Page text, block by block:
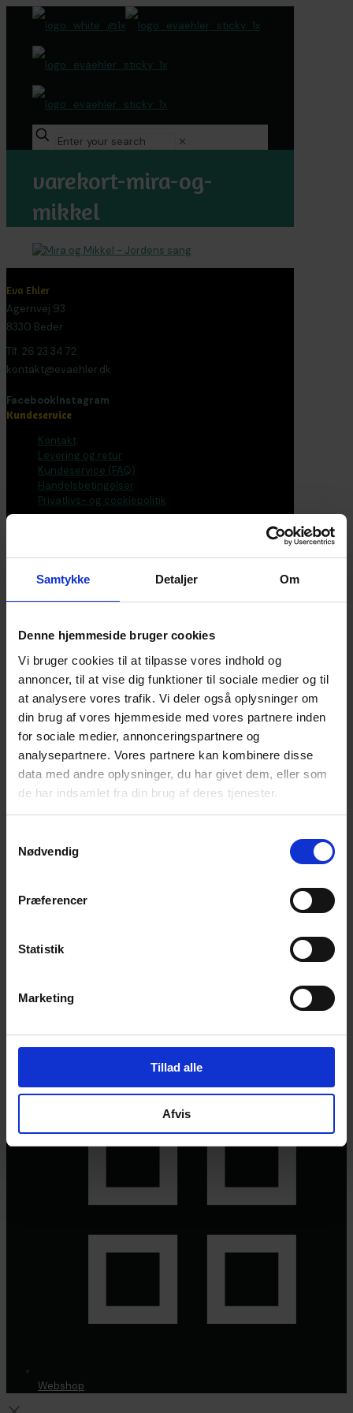
Samtykke Detaljer Om
Denne hjemmeside bruger cookies
Vi bruger cookies til at tilpasse vores indhold og
annoncer, til at vise dig funktioner til sociale medier og til
at analysere vores trafik. Vi deler også oplysninger om
din brug af vores hjemmeside med vores partnere inden
for sociale medier, annonceringspartnere og
analysepartnere. Vores partnere kan kombinere disse
data med andre oplysninger, du har givet dem, eller som
de har indsamlet fra din brug af deres tjenester.
Nødvendig
Præferencer
Statistik
Marketing
Tillad alle
Afvis
✕
varekort-mira-og-
mikkel
Eva Ehler
Agernvej 93
8330 Beder
Tlf. 26 23 34 72
kontakt@evaehler.dk
FacebookInstagram
Kundeservice
Kontakt
Levering og retur
Kundeservice (FAQ)
Handelsbetingelser
Privatlivs- og cookiepolitik
Bogpakker
Postkort og plakater
Fantasirejser
Nyhedsbrev
Bliv en del af universet
Få magiske nyheder om bøger, malebøger og
inspiration direkte i din indbakke.
© 2026 Eva Ehler | Himmelheltene | CVR:26639670
Webshop